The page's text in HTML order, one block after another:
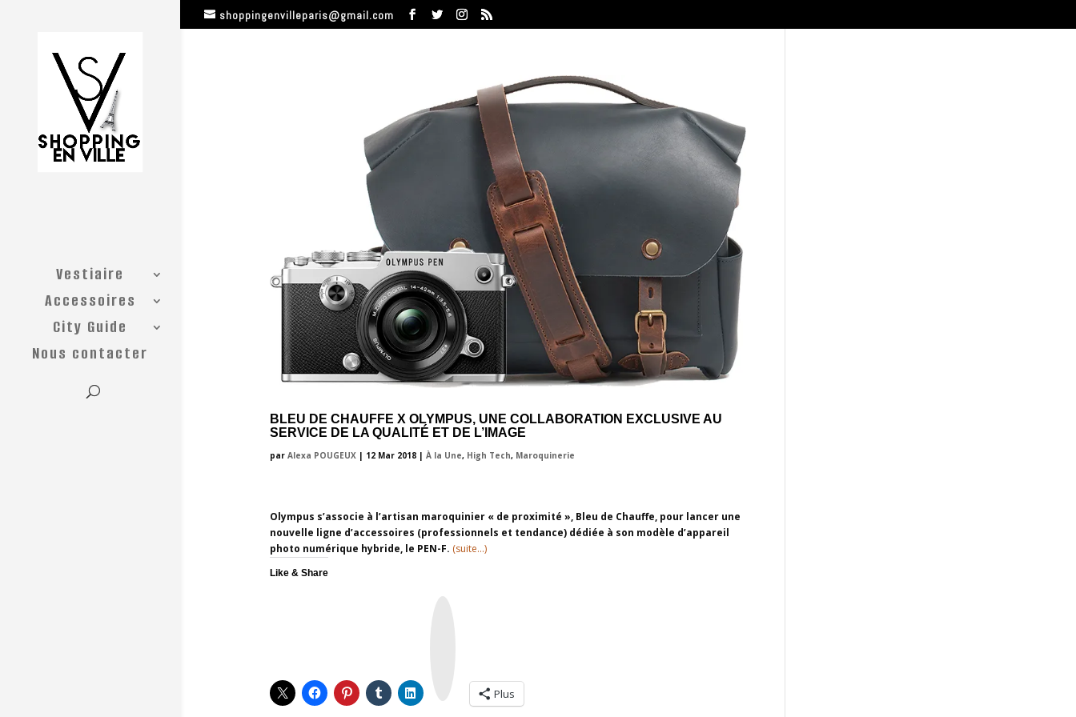
shoppingenvilleparis@gmail.com
Vestiaire
Accessoires
City Guide
Nous contacter
BLEU DE CHAUFFE X OLYMPUS, UNE COLLABORATION EXCLUSIVE AU
SERVICE DE LA QUALITÉ ET DE L’IMAGE
par Alexa POUGEUX| 12 Mar 2018| À la Une, High Tech, Maroquinerie
Olympus s’associe à l’artisan maroquinier « de proximité », Bleu de Chauffe, pour lancer une
nouvelle ligne d’accessoires (professionnels et tendance) dédiée à son modèle d’appareil
photo numérique hybride, le PEN-F. (suite…)
Like & Share
Plus